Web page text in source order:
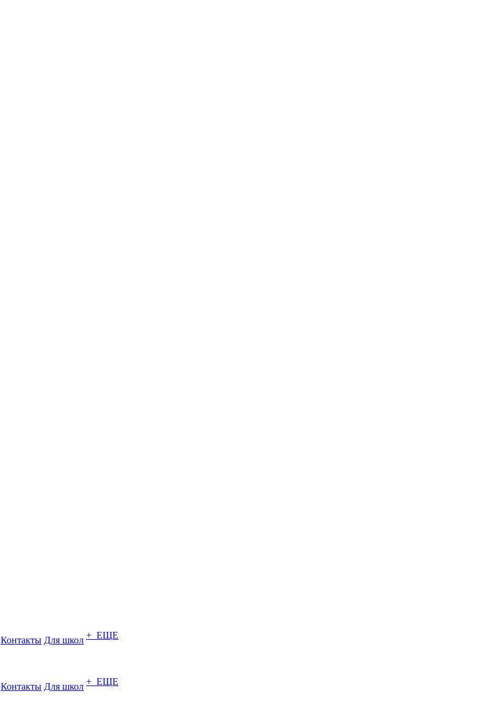
Контакты Для школ + ЕЩЕ
Контакты Для школ + ЕЩЕ